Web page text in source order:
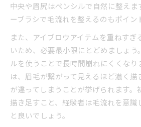
中央や眉尻はペンシルで自然に整えま
ーブラシで毛流れを整えるのもポイン
また、アイブロウアイテムを重ねす
いため、必要最小限にとどめましょう
ルを使うことで長時間崩れにくくなり
は、眉毛が繋がって見えるほど濃く描
が違ってしまうことが挙げられます。
描き足すこと、経験者は毛流れを意識
と良いでしょう。